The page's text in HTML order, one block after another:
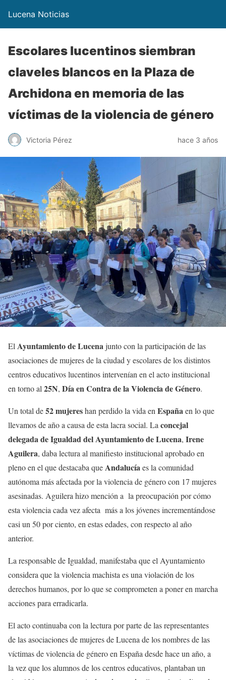
Lucena Noticias
Escolares lucentinos siembran
claveles blancos en la Plaza de
Archidona en memoria de las
víctimas de la violencia de género
Victoria Pérez hace 3 años
El Ayuntamiento de Lucenajunto con la participación de las
asociaciones de mujeres de la ciudad y escolares de los distintos
centros educativos lucentinos intervenían en el acto institucional
en torno al 25N, Día en Contra de la Violencia de Género.
Un total de52 mujereshan perdido la vida en Españaen lo que
llevamos de año a causa de esta lacra social. La concejal
delegada de Igualdad del Ayuntamiento de Lucena, Irene
Aguilera, daba lectura al manifiesto institucional aprobado en
pleno en el que destacaba queAndalucíaes la comunidad
autónoma más afectada por la violencia de género con 17 mujeres
asesinadas. Aguilera hizo mención a la preocupación por cómo
esta violencia cada vez afecta más a los jóvenes incrementándose
casi un 50 por ciento, en estas edades, con respecto al año
anterior.
La responsable de Igualdad, manifestaba que el Ayuntamiento
considera que la violencia machista es una violación de los
derechos humanos, por lo que se comprometen a poner en marcha
acciones para erradicarla.
El acto continuaba con la lectura por parte de las representantes
de las asociaciones de mujeres de Lucena de los nombres de las
víctimas de violencia de género en España desde hace un año, a
la vez que los alumnos de los centros educativos, plantaban un